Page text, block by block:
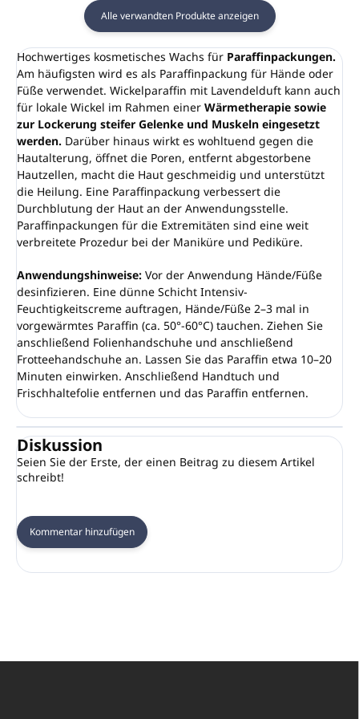
Alle verwandten Produkte anzeigen
Hochwertiges kosmetisches Wachs für Paraffinpackungen.
Am häufigsten wird es als Paraffinpackung für Hände oder
Füße verwendet. Wickelparaffin mit Lavendelduft kann auch
für lokale Wickel im Rahmen einer Wärmetherapie sowie
zur Lockerung steifer Gelenke und Muskeln eingesetzt
werden. Darüber hinaus wirkt es wohltuend gegen die
Hautalterung, öffnet die Poren, entfernt abgestorbene
Hautzellen, macht die Haut geschmeidig und unterstützt
die Heilung. Eine Paraffinpackung verbessert die
Durchblutung der Haut an der Anwendungsstelle.
Paraffinpackungen für die Extremitäten sind eine weit
verbreitete Prozedur bei der Maniküre und Pediküre.
Anwendungshinweise: Vor der Anwendung Hände/Füße
desinfizieren. Eine dünne Schicht Intensiv-
Feuchtigkeitscreme auftragen, Hände/Füße 2–3 mal in
vorgewärmtes Paraffin (ca. 50°-60°C) tauchen. Ziehen Sie
anschließend Folienhandschuhe und anschließend
Frotteehandschuhe an. Lassen Sie das Paraffin etwa 10–20
Minuten einwirken. Anschließend Handtuch und
Frischhaltefolie entfernen und das Paraffin entfernen.
Diskussion
Seien Sie der Erste, der einen Beitrag zu diesem Artikel
schreibt!
Kommentar hinzufügen
F